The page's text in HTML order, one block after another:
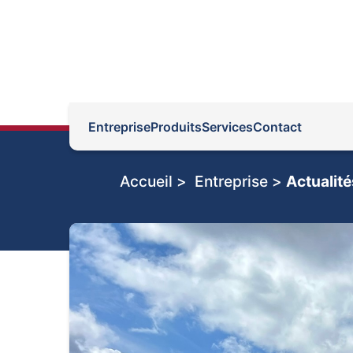
EntrepriseProduitsServicesContact
Accueil > Entreprise >